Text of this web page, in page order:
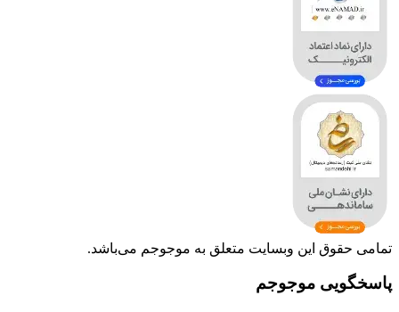
تمامی حقوق این وبسایت متعلق به موجوجم می‌باشد.
پاسخگویی موجوجم